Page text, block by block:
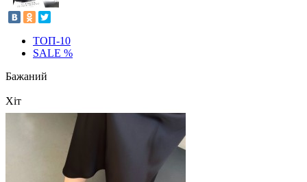
ТОП-10
SALE %
Бажаний
Хіт